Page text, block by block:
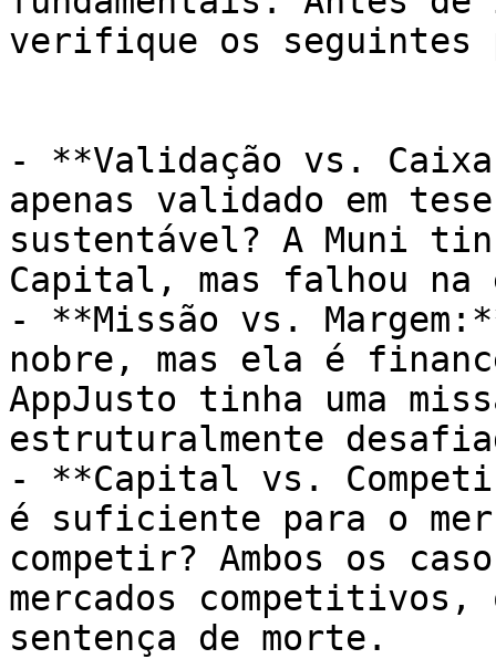
verifique os seguintes
- **Validação vs.
apenas validado em
sustentável? A Muni
Capital, mas falhou na
- **Missão vs.
nobre, mas ela é
AppJusto tinha uma
estruturalmente
- **Capital vs.
é suficiente para o
competir? Ambos os
mercados competitivos,
sentença de morte.